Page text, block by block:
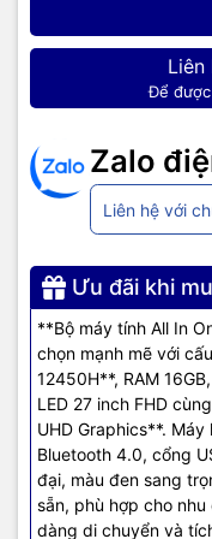
Liên
Để
Zalo
Liên hệ với
Ưu đãi khi
**Bộ máy tính All In
chọn mạnh mẽ với
12450H**, RAM
LED 27 inch FHD
UHD Graphics**.
Bluetooth 4.0, cổng
đại, màu đen sang
sẵn, phù hợp cho
dàng di chuyển và
hợp phần cứng mạnh
giúp tiết kiệm diện tích
⚙️ Thông
Vi xử lý: Intel Core i5-
: 16GB DDR4
Màn hình: 27 inch, độ
Hệ điều hành : Không cài
Màu sắc: Đen
🌟 Ưu điểm:
Thiết kế All In One giúp